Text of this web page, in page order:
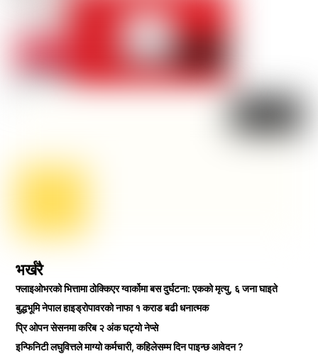
भर्खरै
फ्लाइओभरको भित्तामा ठोक्किएर ग्वार्कोमा बस दुर्घटना: एकको मृत्यु, ६ जना घाइते
बुद्धभूमि नेपाल हाइड्रोपावरको नाफा १ कराड बढी धनात्मक
प्रि ओपन सेसनमा करिब २ अंक घट्यो नेप्से
इन्फिनिटी लघुवित्तले माग्यो कर्मचारी, कहिलेसम्म दिन पाइन्छ आवेदन ?